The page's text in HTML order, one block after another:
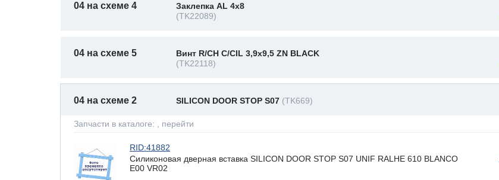
04 на схеме 4
Заклепка AL 4x8
(TK22089)
04 на схеме 5
Винт R/CH C/CIL 3,9x9,5 ZN BLACK
(TK22118)
04 на схеме 2 SILICON DOOR STOP S07 (TK669)
Запчасти в каталоге: , перейти
RID:41882
Силиконовая дверная вставка SILICON DOOR STOP S07 UNIF RALHE 610 BLANCO
E00 VR02